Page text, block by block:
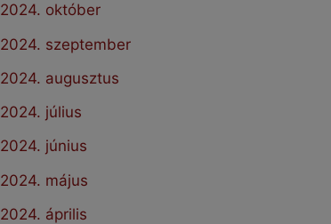
2024. október
2024. szeptember
2024. augusztus
2024. július
2024. június
2024. május
2024. április